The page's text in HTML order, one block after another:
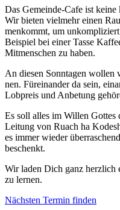
Das Gemein­de-Cafe ist kei­ne
Wir bie­ten viel­mehr einen
men­kommt, um
Bei­spiel bei einer Tas­se
Mit­men­schen zu haben.
An die­sen Sonn­ta­gen wol­len
nen. Für­ein­an­der da sein,
Lob­preis und Anbe­tung
Es soll alles im Wil­len Got­tes
Lei­tung von Ruach ha
es immer wie­der
beschenkt.
Wir laden Dich ganz herz­lich
zu ler­nen.
Nächs­ten Ter­min fin­den